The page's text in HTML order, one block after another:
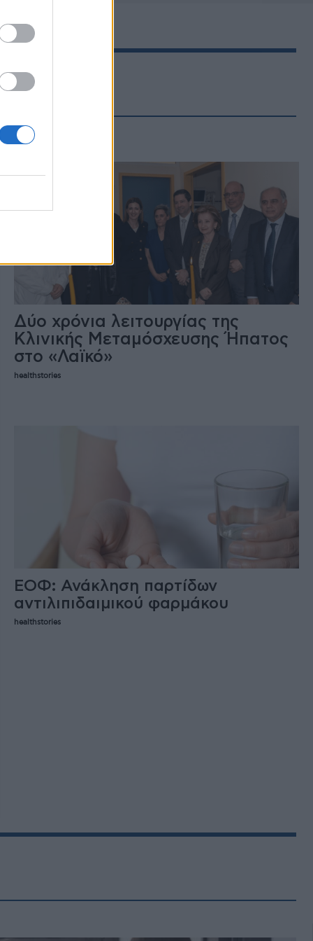
Δύο χρόνια λειτουργίας της
Κλινικής Μεταμόσχευσης Ήπατος
στο «Λαϊκό»
healthstories
ΕΟΦ: Ανάκληση παρτίδων
αντιλιπιδαιμικού φαρμάκου
healthstories